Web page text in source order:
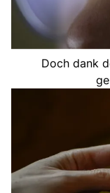
Doch dank